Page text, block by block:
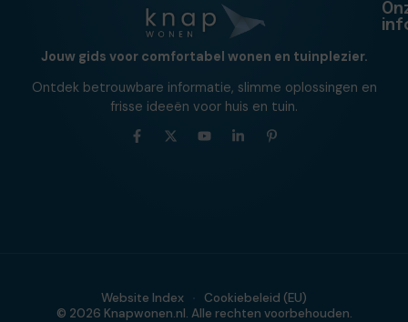
Jouw gids voor comfortabel wonen en tuinplezier.
Ontdek betrouwbare informatie, slimme oplossingen en
frisse ideeën voor huis en tuin.
© 2026 Knapwonen.nl. Alle rechten voorbehouden.
Website Index Cookiebeleid (EU)